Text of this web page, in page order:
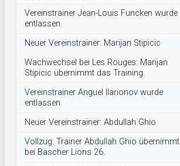
Vereinstrainer Jean-Louis Funcken wurde
entlassen.
Neuer Vereinstrainer: Marijan Stipicic
Wachwechsel bei Les Rouges: Marijan
Stipicic übernimmt das Training.
Vereinstrainer Anguel Ilarionov wurde
entlassen.
Neuer Vereinstrainer: Abdullah Ghio
Vollzug: Trainer Abdullah Ghio übernimmt
bei Bäscher Lions 26.